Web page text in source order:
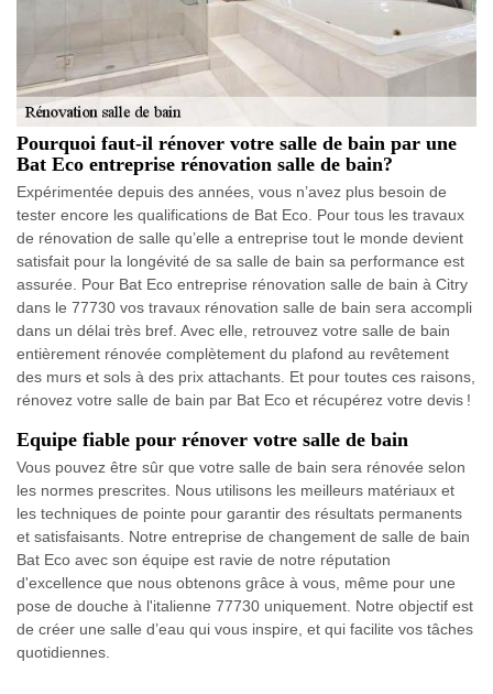
Pourquoi faut-il rénover votre salle de bain par une
Bat Eco entreprise rénovation salle de bain?
Expérimentée depuis des années, vous n’avez plus besoin de
tester encore les qualifications de Bat Eco. Pour tous les travaux
de rénovation de salle qu’elle a entreprise tout le monde devient
satisfait pour la longévité de sa salle de bain sa performance est
assurée. Pour Bat Eco entreprise rénovation salle de bain à Citry
dans le 77730 vos travaux rénovation salle de bain sera accompli
dans un délai très bref. Avec elle, retrouvez votre salle de bain
entièrement rénovée complètement du plafond au revêtement
des murs et sols à des prix attachants. Et pour toutes ces raisons,
rénovez votre salle de bain par Bat Eco et récupérez votre devis !
Equipe fiable pour rénover votre salle de bain
Vous pouvez être sûr que votre salle de bain sera rénovée selon
les normes prescrites. Nous utilisons les meilleurs matériaux et
les techniques de pointe pour garantir des résultats permanents
et satisfaisants. Notre entreprise de changement de salle de bain
Bat Eco avec son équipe est ravie de notre réputation
d'excellence que nous obtenons grâce à vous, même pour une
pose de douche à l'italienne 77730 uniquement. Notre objectif est
de créer une salle d’eau qui vous inspire, et qui facilite vos tâches
quotidiennes.